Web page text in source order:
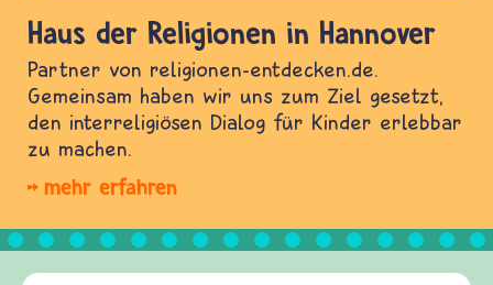
Haus der Religionen in Hannover
Partner von religionen-entdecken.de.
Gemeinsam haben wir uns zum Ziel gesetzt,
den interreligiösen Dialog für Kinder erlebbar
zu machen.
mehr erfahren